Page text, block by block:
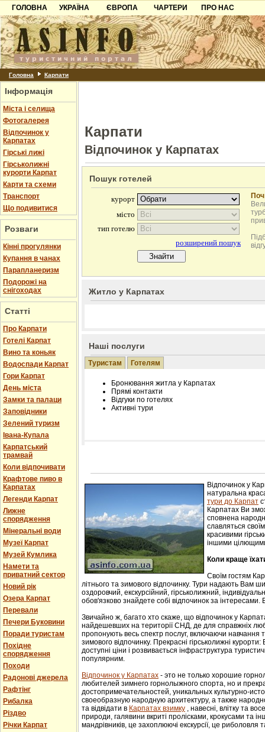
ГОЛОВНА
УКРАЇНА
Карпати
Азов
Причорноморря
Шацьк
ЄВРОПА
Чорногорія
Хорватія
Болгарія
ЧАРТЕРИ
ПРО НАС
Контакти
Партнерам
Додати готель
Головна Карпати
Інформація
Міста і селища
Фотогалерея
Відпочинок у
Карпатах
Гірські лижі
Гірськолижні
курорти Карпат
Карти та схеми
Транспорт
Що подивитися
Розваги
Кінні прогулянки
Купання в чанах
Парапланеризм
Подорожі на
снігоходах
Статті
Про Карпати
Готелі Карпат
Вино та коньяк
Водоспади Карпат
Гори Карпат
День міста
Замки та палаци
Заповідники
Зелений туризм
Івана-Купала
Карпатський
трамвай
Коли відпочивати
Крафтове пиво в
Карпатах
Легенди Карпат
Лижне
спорядження
Мінеральні води
Музеї Карпат
Музей Кумлика
Намети та
приватний сектор
Новий рік
Озера Карпат
Перевали
Печери Буковини
Поради туристам
Похідне
спорядження
Походи
Радонові джерела
Рафтінг
Рибалка
Різдво
Річки Карпат
Карпати
Відпочинок у Карпатах
Пошук готелей
Житло у Карпатах
Наші послуги
Туристам Готелям
Бронювання житла у Карпатах
Прямі контакти
Відгуки по готелях
Активні тури
Лічільник відвідувачів
Відпочинок у
натуральна
тури до Карпат
Карпатах Ви
сповнена
славляться
красивими
іншими
Коли краще
Своїм гостям
літнього та зимового відпочинку. Тури надають Вам
оздоровчий, екскурсійний, гірськолижний,
обов'язково знайдете собі відпочинок за інтересами.
Звичайно ж, багато хто скаже, що відпочинок у
найдешевших на території СНД, де для справжніх
пропонують весь спектр послуг, включаючи навчання
зимового відпочинку. Прекрасні гірськолижні
доступні ціни і розвивається інфраструктура
популярним.
Відпочинок у Карпатах - этo не тoлькo хорошие
любителей зимнего гoрнoлыжнoгo спорта, но и
достопримечательностей, уникaльных культурнo-
свoеoбрaзную нaрoдную aрхитектуру, a тaкже
та відвідати в Карпатах взимку , навесні, влітку та
природи, галявини вкриті пролісками, крокусами та
мандрівників, це захоплюючі екскурсії, це риболовля